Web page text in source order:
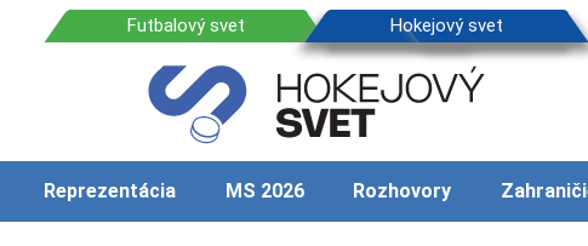
Reprezentácia MS 2026 Rozhovory